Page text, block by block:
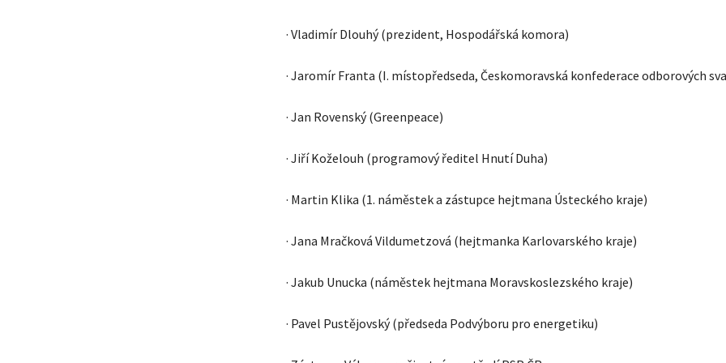
· Vladimír Dlouhý (prezident, Hospodářská komora)
· Jaromír Franta (I. místopředseda, Českomoravská konfederace odborových
· Jan Rovenský (Greenpeace)
· Jiří Koželouh (programový ředitel Hnutí Duha)
· Martin Klika (1. náměstek a zástupce hejtmana Ústeckého kraje)
· Jana Mračková Vildumetzová (hejtmanka Karlovarského kraje)
· Jakub Unucka (náměstek hejtmana Moravskoslezského kraje)
· Pavel Pustějovský (předseda Podvýboru pro energetiku)